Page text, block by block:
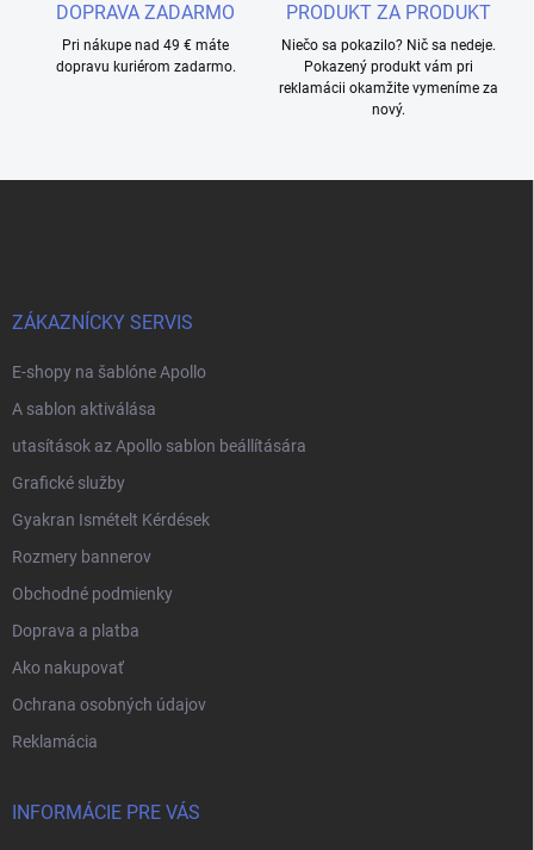
DOPRAVA ZADARMO
Pri nákupe nad 49 € máte
dopravu kuriérom zadarmo.
PRODUKT ZA PRODUKT
Niečo sa pokazilo? Nič sa nedeje.
Pokazený produkt vám pri
reklamácii okamžite vymeníme za
nový.
ZÁKAZNÍCKY SERVIS
E-shopy na šablóne Apollo
A sablon aktiválása
utasítások az Apollo sablon beállítására
Grafické služby
Gyakran Ismételt Kérdések
Rozmery bannerov
Obchodné podmienky
Doprava a platba
Ako nakupovať
Ochrana osobných údajov
Reklamácia
INFORMÁCIE PRE VÁS